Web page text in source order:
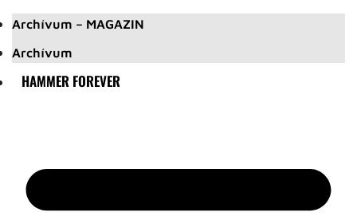
Archívum – MAGAZIN
Archívum
HAMMER FOREVER